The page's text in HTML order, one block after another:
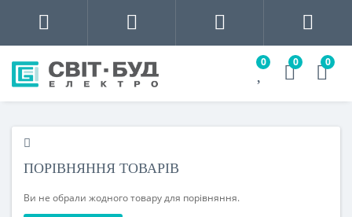
0 0 0
ПОРІВНЯННЯ ТОВАРІВ
Ви не обрали жодного товару для порівняння.